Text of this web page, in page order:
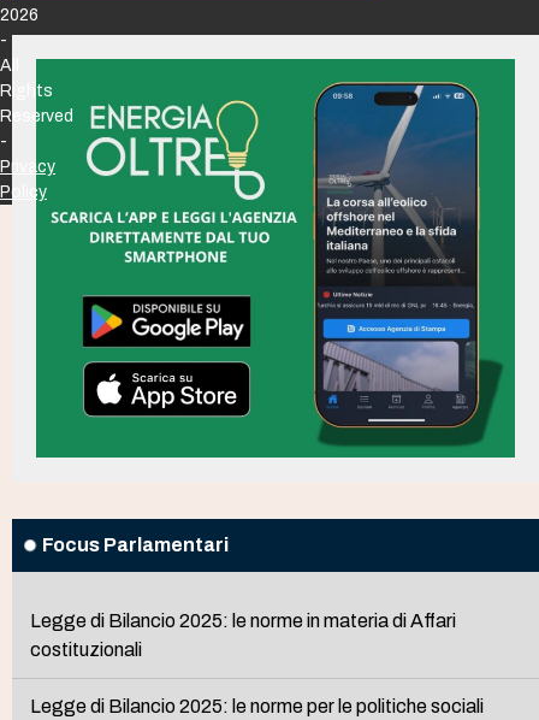
Focus Parlamentari
Legge di Bilancio 2025: le norme in materia di Affari
costituzionali
Legge di Bilancio 2025: le norme per le politiche sociali
2026
-
All
Rights
Reserved
-
Privacy
Policy